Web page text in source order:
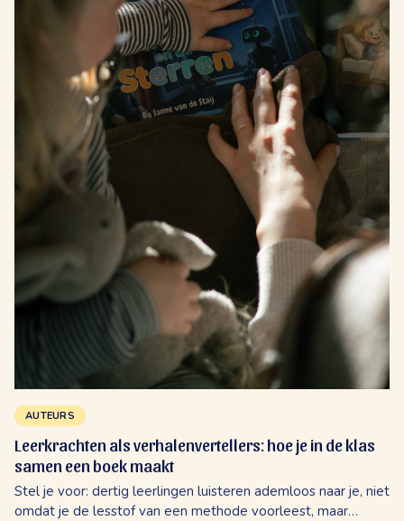
AUTEURS
Leerkrachten als verhalenvertellers: hoe je in de klas
samen een boek maakt
Stel je voor: dertig leerlingen luisteren ademloos naar je, niet
omdat je de lesstof van een methode voorleest, maar